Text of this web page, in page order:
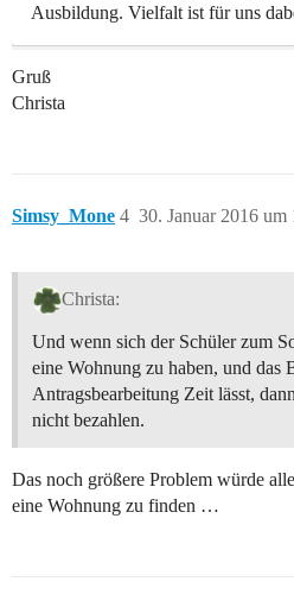
Ausbildung. Vielfalt ist für uns
Gruß
Christa
Simsy_Mone 30. Januar 2016 um
4
Christa:
Und wenn sich der Schüler zum
eine Wohnung zu haben, und
Antragsbearbeitung Zeit lässt,
nicht bezahlen.
Das noch größere Problem würde
eine Wohnung zu finden …